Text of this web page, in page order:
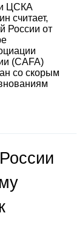
ЦСКА
считает,
России от
(CAFA)
со скорым